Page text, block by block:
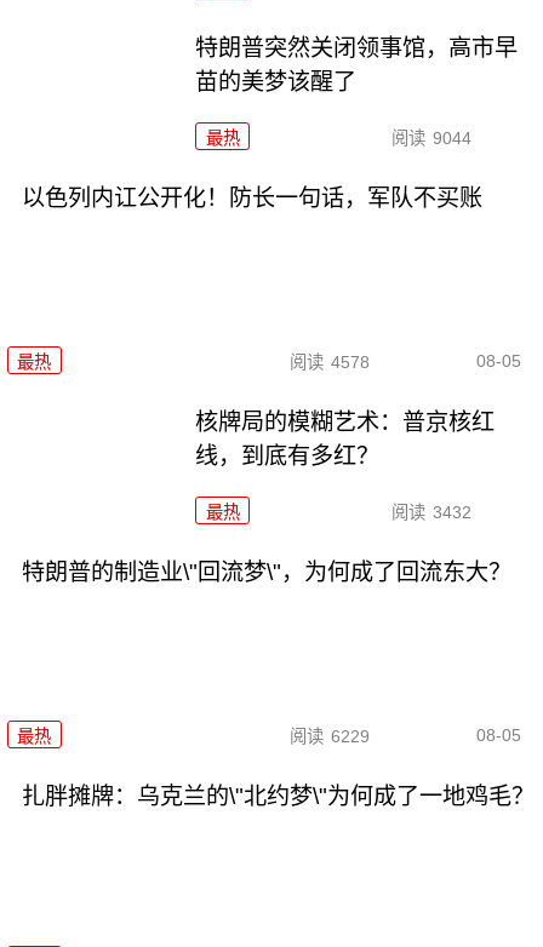
特朗普突然关闭领事馆，高市早
苗的美梦该醒了
最热 阅读 9044
以色列内讧公开化！防长一句话，军队不买账
最热 阅读 4578 08-05
核牌局的模糊艺术：普京核红
线，到底有多红？
最热 阅读 3432
特朗普的制造业\"回流梦\"，为何成了回流东大？
最热 阅读 6229 08-05
扎胖摊牌：乌克兰的\"北约梦\"为何成了一地鸡毛？